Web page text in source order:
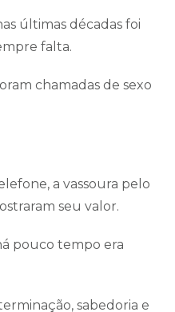
últimas décadas foi
falta.
chamadas de sexo
a vassoura pelo
seu valor.
pouco tempo era
sabedoria e